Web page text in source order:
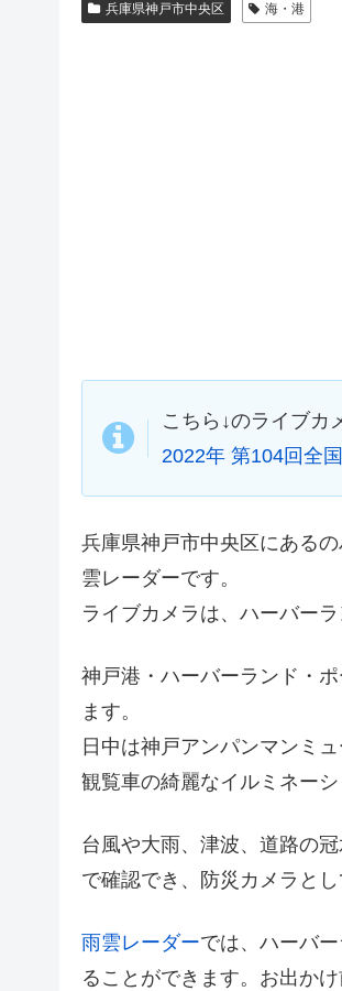
兵庫県神戸市中央区 海・港
こちら↓のライブカ
2022年 第104回全
兵庫県神戸市中央区にある
雲レーダーです。
ライブカメラは、ハーバー
神戸港・ハーバーランド・
ます。
日中は神戸アンパンマンミ
観覧車の綺麗なイルミネー
台風や大雨、津波、道路の
で確認でき、防災カメラとし
雨雲レーダーでは、ハーバ
ることができます。お出か